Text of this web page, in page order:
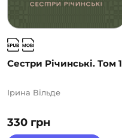
Сестри Річинські. Том 1
330 грн
Ірина Вільде